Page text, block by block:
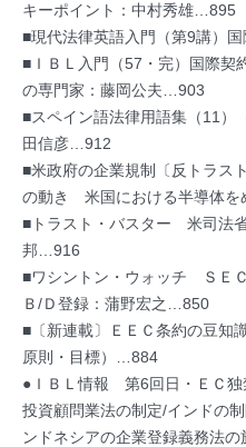
キーポイント：中村秀雄…895
■現代法律英語入門（第9講）
■ＩＢＬ入門（57・完）国際
の専門家：藤岡公夫…903
■スペイン語法律用語集（11）
田信彦…912
■米政府の企業規制〔反トラス
の動き 米国における半導体
■トラスト・バスター 米司法
邦…916
■ワシントン・ウォッチ ＳＥ
Ｂ/Ｄ登録：蒲野宏之…850
■〔新連載〕ＥＥＣ条約の豆知
原則・目標）…884
●ＩＢＬ情報 第6回日・ＥＣ独
投資顧問業法の制定/インドの
ンドネシアの企業登録義務法